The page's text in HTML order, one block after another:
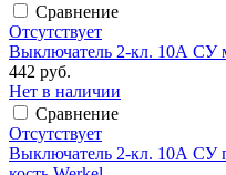
Сравнение
Отсутствует
Выключатель 2-кл. 10А СУ
442 руб.
Нет в наличии
Сравнение
Отсутствует
Выключатель 2-кл. 10А СУ